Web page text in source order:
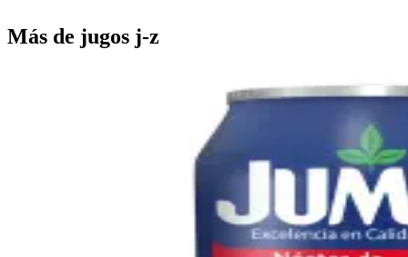
Más de jugos j-z